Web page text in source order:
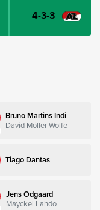
4-3-3
Bruno Martins Indi
David Möller Wolfe
Tiago Dantas
Jens Odgaard
Mayckel Lahdo